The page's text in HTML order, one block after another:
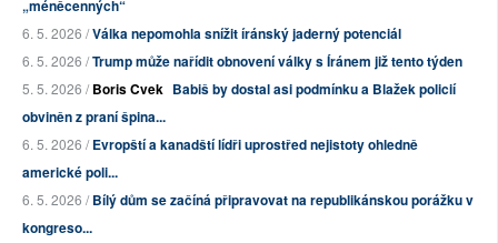
„méněcenných“
6. 5. 2026 /Válka nepomohla snížit íránský jaderný potenciál
6. 5. 2026 /Trump může nařídit obnovení války s Íránem již tento týden
5. 5. 2026 /Boris Cvek Babiš by dostal asi podmínku a Blažek policií
obviněn z praní špina...
6. 5. 2026 /Evropští a kanadští lídři uprostřed nejistoty ohledně
americké poli...
6. 5. 2026 /Bílý dům se začíná připravovat na republikánskou porážku v
kongreso...